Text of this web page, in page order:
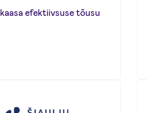
kaasa efektiivsuse tõusu